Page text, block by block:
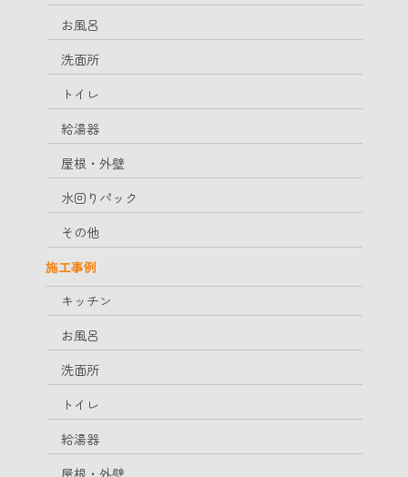
お風呂
洗面所
トイレ
給湯器
屋根・外壁
水回りパック
その他
施工事例
キッチン
お風呂
洗面所
トイレ
給湯器
屋根・外壁